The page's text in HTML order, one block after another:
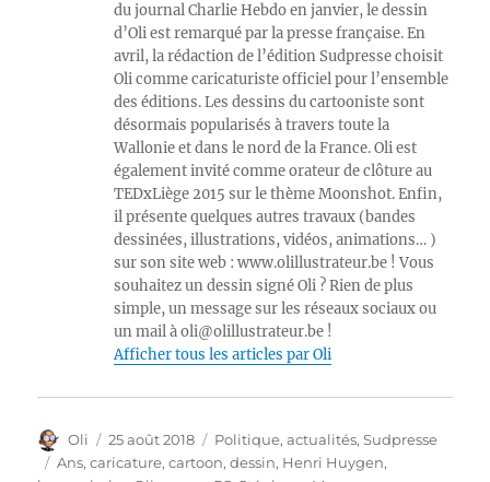
du journal Charlie Hebdo en janvier, le dessin
d’Oli est remarqué par la presse française. En
avril, la rédaction de l’édition Sudpresse choisit
Oli comme caricaturiste officiel pour l’ensemble
des éditions. Les dessins du cartooniste sont
désormais popularisés à travers toute la
Wallonie et dans le nord de la France. Oli est
également invité comme orateur de clôture au
TEDxLiège 2015 sur le thème Moonshot. Enfin,
il présente quelques autres travaux (bandes
dessinées, illustrations, vidéos, animations… )
sur son site web : www.olillustrateur.be ! Vous
souhaitez un dessin signé Oli ? Rien de plus
simple, un message sur les réseaux sociaux ou
un mail à oli@olillustrateur.be !
Afficher tous les articles par Oli
Auteur
Oli
Publié
le
25 août 2018 Catégories
Politique, actualités,Sudpresse
Étiquettes
Ans,caricature,cartoon,dessin, Henri Huygen,